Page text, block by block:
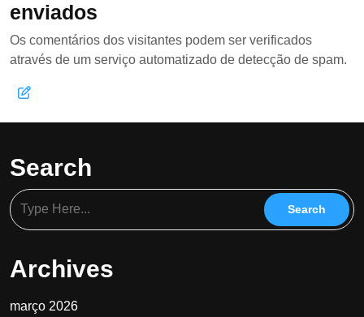
enviados
Os comentários dos visitantes podem ser verificados
através de um serviço automatizado de detecção de spam.
Search
Archives
março 2026